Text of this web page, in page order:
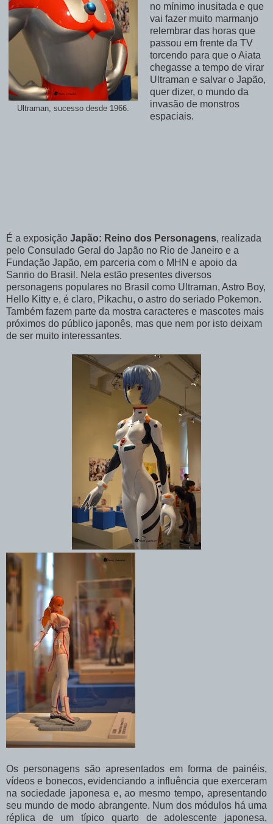
Ultraman, sucesso desde 1966.
no mínimo inusitada e que
vai fazer muito marmanjo
relembrar das horas que
passou em frente da TV
torcendo para que o Aiata
chegasse a tempo de virar
Ultraman e salvar o Japão,
quer dizer, o mundo da
invasão de monstros
espaciais.
É a exposição Japão: Reino dos Personagens, realizada
pelo Consulado Geral do Japão no Rio de Janeiro e a
Fundação Japão, em parceria com o MHN e apoio da
Sanrio do Brasil. Nela estão presentes diversos
personagens populares no Brasil como Ultraman, Astro Boy,
Hello Kitty e, é claro, Pikachu, o astro do seriado Pokemon.
Também fazem parte da mostra caracteres e mascotes mais
próximos do público japonês, mas que nem por isto deixam
de ser muito interessantes.
Os personagens são apresentados em forma de painéis,
vídeos e bonecos, evidenciando a influência que exerceram
na sociedade japonesa e, ao mesmo tempo, apresentando
seu mundo de modo abrangente. Num dos módulos há uma
réplica de um típico quarto de adolescente japonesa,